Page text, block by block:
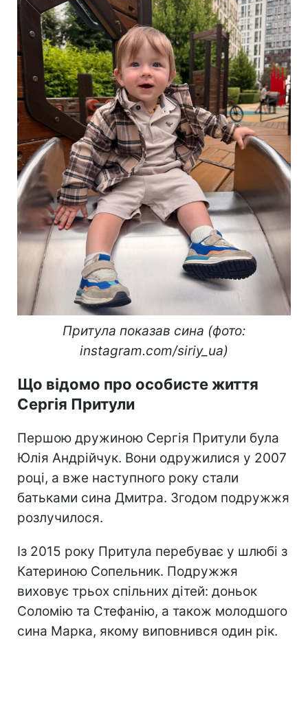
Притула показав сина (фото:
instagram.com/siriy_ua)
Що відомо про особисте життя
Сергія Притули
Першою дружиною Сергія Притули була
Юлія Андрійчук. Вони одружилися у 2007
році, а вже наступного року стали
батьками сина Дмитра. Згодом подружжя
розлучилося.
Із 2015 року Притула перебуває у шлюбі з
Катериною Сопельник. Подружжя
виховує трьох спільних дітей: доньок
Соломію та Стефанію, а також молодшого
сина Марка, якому виповнився один рік.